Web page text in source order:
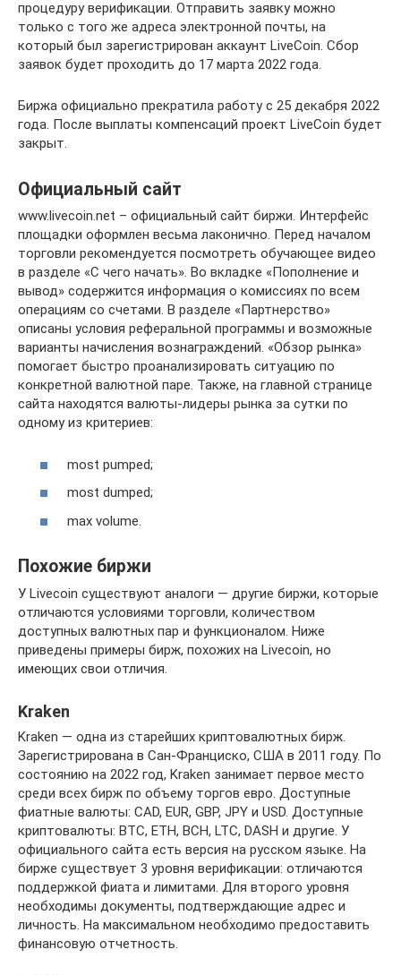
процедуру верификации. Отправить заявку можно
только с того же адреса электронной почты, на
который был зарегистрирован аккаунт LiveCoin. Сбор
заявок будет проходить до 17 марта 2022 года.
Биржа официально прекратила работу с 25 декабря 2022
года. После выплаты компенсаций проект LiveCoin будет
закрыт.
Официальный сайт
www.livecoin.net – официальный сайт биржи. Интерфейс
площадки оформлен весьма лаконично. Перед началом
торговли рекомендуется посмотреть обучающее видео
в разделе «С чего начать». Во вкладке «Пополнение и
вывод» содержится информация о комиссиях по всем
операциям со счетами. В разделе «Партнерство»
описаны условия реферальной программы и возможные
варианты начисления вознаграждений. «Обзор рынка»
помогает быстро проанализировать ситуацию по
конкретной валютной паре. Также, на главной странице
сайта находятся валюты-лидеры рынка за сутки по
одному из критериев:
most pumped;
most dumped;
max volume.
Похожие биржи
У Livecoin существуют аналоги — другие биржи, которые
отличаются условиями торговли, количеством
доступных валютных пар и функционалом. Ниже
приведены примеры бирж, похожих на Livecoin, но
имеющих свои отличия.
Kraken
Kraken — одна из старейших криптовалютных бирж.
Зарегистрирована в Сан-Франциско, США в 2011 году. По
состоянию на 2022 год, Kraken занимает первое место
среди всех бирж по объему торгов евро. Доступные
фиатные валюты: CAD, EUR, GBP, JPY и USD. Доступные
криптовалюты: BTC, ETH, BCH, LTC, DASH и другие. У
официального сайта есть версия на русском языке. На
бирже существует 3 уровня верификации: отличаются
поддержкой фиата и лимитами. Для второго уровня
необходимы документы, подтверждающие адрес и
личность. На максимальном необходимо предоставить
финансовую отчетность.